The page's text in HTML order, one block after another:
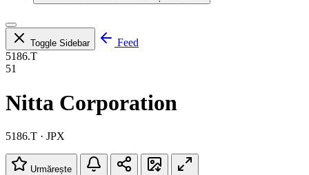
Toggle Sidebar
Feed
5186.T
51
Nitta Corporation
5186.T · JPX
Urmărește